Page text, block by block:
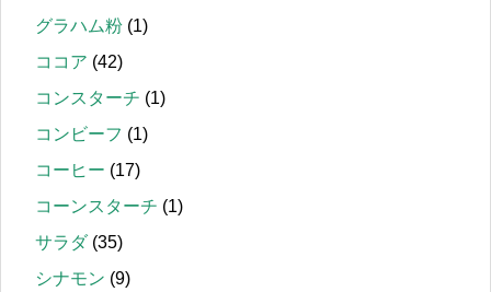
グラハム粉 (1)
ココア (42)
コンスターチ (1)
コンビーフ (1)
コーヒー (17)
コーンスターチ (1)
サラダ(35)
シナモン (9)